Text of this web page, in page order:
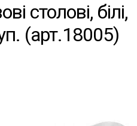
столові, білі,
(арт.18005)